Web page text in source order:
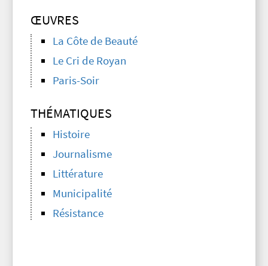
ŒUVRES
La Côte de Beauté
Le Cri de Royan
Paris-Soir
THÉMATIQUES
Histoire
Journalisme
Littérature
Municipalité
Résistance